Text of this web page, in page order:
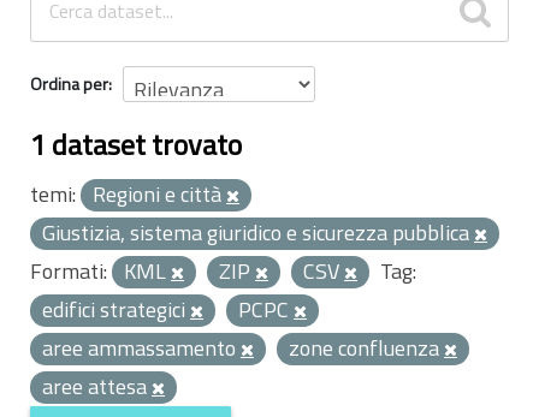
Ordina per
1 dataset trovato
temi: Regioni e città
Giustizia, sistema giuridico e sicurezza pubblica
Formati: KML ZIP CSV
Tag:
edifici strategici
PCPC
aree ammassamento
zone confluenza
aree attesa